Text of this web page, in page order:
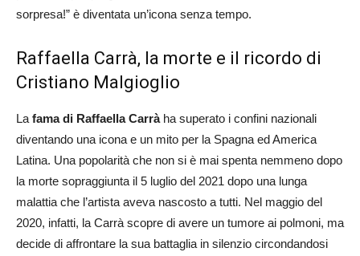
sorpresa!” è diventata un’icona senza tempo.
Raffaella Carrà, la morte e il ricordo di
Cristiano Malgioglio
La fama di Raffaella Carràha superato i confini nazionali
diventando una icona e un mito per la Spagna ed America
Latina. Una popolarità che non si è mai spenta nemmeno dopo
la morte sopraggiunta il 5 luglio del 2021 dopo una lunga
malattia che l’artista aveva nascosto a tutti. Nel maggio del
2020, infatti, la Carrà scopre di avere un tumore ai polmoni, ma
decide di affrontare la sua battaglia in silenzio circondandosi